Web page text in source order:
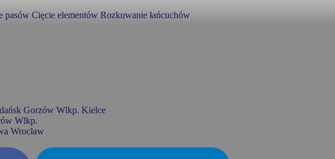
pasów Cięcie elementów Rozkuwanie łańcuchów
Gorzów Wlkp. Kielce
Wlkp.
Wrocław